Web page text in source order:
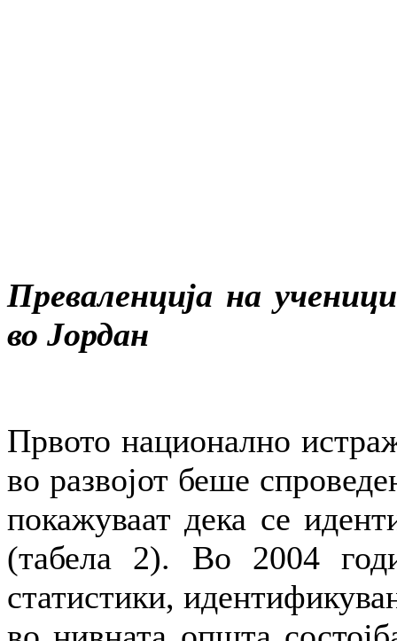
Преваленција на
во Јордан
Првото национално
во развојот беше
покажуваат дека се
(табела 2). Во 2004
статистики,